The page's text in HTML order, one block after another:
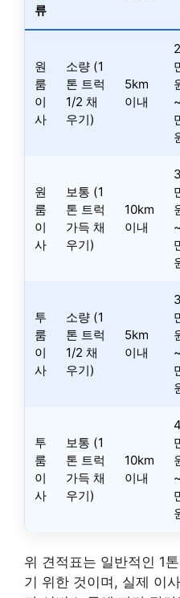
류
원
룸
이
사
소량 (1
톤 트럭
1/2 채
우기)
5km
이내
원
룸
이
사
보통 (1
톤 트럭
가득 채
우기)
10km
이내
투
룸
이
사
소량 (1
톤 트럭
1/2 채
우기)
5km
이내
투
룸
이
사
보통 (1
톤 트럭
가득 채
우기)
10km
이내
위 견적표는 일반적인 1
기 위한 것이며, 실제 이